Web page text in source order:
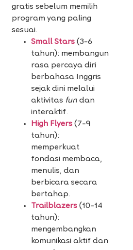
gratis sebelum memilih
program yang paling
sesuai.
Small Stars (3–6
tahun): membangun
rasa percaya diri
berbahasa Inggris
sejak dini melalui
aktivitas fun dan
interaktif.
High Flyers (7–9
tahun):
memperkuat
fondasi membaca,
menulis, dan
berbicara secara
bertahap.
Trailblazers (10–14
tahun):
mengembangkan
komunikasi aktif dan